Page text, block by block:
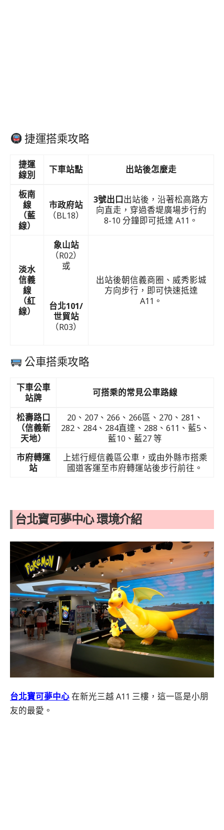
捷運搭乘攻略
捷運
線別
下車站點 出站後怎麼走
板南
線
（藍
線）
市政府站
（BL18）
3號出口出站後，沿著松高路方
向直走，穿過香堤廣場步行約
8-10 分鐘即可抵達 A11。
淡水
信義
線
（紅
線）
象山站
（R02）
或
台北101/
世貿站
（R03）
出站後朝信義商圈、威秀影城
方向步行，即可快速抵達
A11。
公車搭乘攻略
下車公車
站牌
可搭乘的常見公車路線
松壽路口
（信義新
天地）
20、207、266、266區、270、281、
282、284、284直達、288、611、藍5、
藍10、藍27 等
市府轉運
站
上述行經信義區公車，或由外縣市搭乘
國道客運至市府轉運站後步行前往。
台北寶可夢中心 環境介紹
台北寶可夢中心在新光三越 A11 三樓，這一區是小朋
友的最愛。